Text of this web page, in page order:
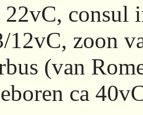
consul
zoon
(van
ca